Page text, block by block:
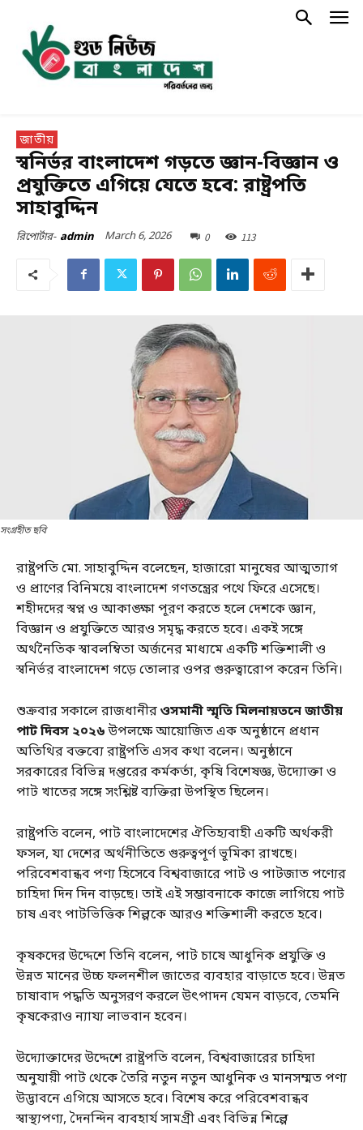
জাতীয়
স্বনির্ভর বাংলাদেশ গড়তে জ্ঞান-বিজ্ঞান ও
প্রযুক্তিতে এগিয়ে যেতে হবে: রাষ্ট্রপতি
সাহাবুদ্দিন
রিপোর্টার- admin March 6, 2026 0 113
সংগ্রহীত ছবি
রাষ্ট্রপতি মো. সাহাবুদ্দিন বলেছেন, হাজারো মানুষের আত্মত্যাগ
ও প্রাণের বিনিময়ে বাংলাদেশ গণতন্ত্রের পথে ফিরে এসেছে।
শহীদদের স্বপ্ন ও আকাঙ্ক্ষা পূরণ করতে হলে দেশকে জ্ঞান,
বিজ্ঞান ও প্রযুক্তিতে আরও সমৃদ্ধ করতে হবে। একই সঙ্গে
অর্থনৈতিক স্বাবলম্বিতা অর্জনের মাধ্যমে একটি শক্তিশালী ও
স্বনির্ভর বাংলাদেশ গড়ে তোলার ওপর গুরুত্বারোপ করেন তিনি।
শুক্রবার সকালে রাজধানীরওসমানী স্মৃতি মিলনায়তনে জাতীয়
পাট দিবস ২০২৬উপলক্ষে আয়োজিত এক অনুষ্ঠানে প্রধান
অতিথির বক্তব্যে রাষ্ট্রপতি এসব কথা বলেন। অনুষ্ঠানে
সরকারের বিভিন্ন দপ্তরের কর্মকর্তা, কৃষি বিশেষজ্ঞ, উদ্যোক্তা ও
পাট খাতের সঙ্গে সংশ্লিষ্ট ব্যক্তিরা উপস্থিত ছিলেন।
রাষ্ট্রপতি বলেন, পাট বাংলাদেশের ঐতিহ্যবাহী একটি অর্থকরী
ফসল, যা দেশের অর্থনীতিতে গুরুত্বপূর্ণ ভূমিকা রাখছে।
পরিবেশবান্ধব পণ্য হিসেবে বিশ্ববাজারে পাট ও পাটজাত পণ্যের
চাহিদা দিন দিন বাড়ছে। তাই এই সম্ভাবনাকে কাজে লাগিয়ে পাট
চাষ এবং পাটভিত্তিক শিল্পকে আরও শক্তিশালী করতে হবে।
কৃষকদের উদ্দেশে তিনি বলেন, পাট চাষে আধুনিক প্রযুক্তি ও
উন্নত মানের উচ্চ ফলনশীল জাতের ব্যবহার বাড়াতে হবে। উন্নত
চাষাবাদ পদ্ধতি অনুসরণ করলে উৎপাদন যেমন বাড়বে, তেমনি
কৃষকেরাও ন্যায্য লাভবান হবেন।
উদ্যোক্তাদের উদ্দেশে রাষ্ট্রপতি বলেন, বিশ্ববাজারের চাহিদা
অনুযায়ী পাট থেকে তৈরি নতুন নতুন আধুনিক ও মানসম্মত পণ্য
উদ্ভাবনে এগিয়ে আসতে হবে। বিশেষ করে পরিবেশবান্ধব
স্বাস্থ্যপণ্য, দৈনন্দিন ব্যবহার্য সামগ্রী এবং বিভিন্ন শিল্পে